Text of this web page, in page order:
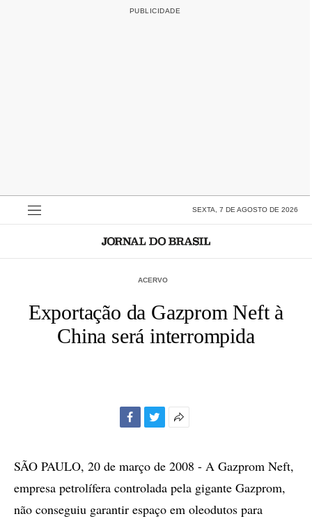
SEXTA, 7 DE AGOSTO DE 2026
ACERVO
Exportação da Gazprom Neft à
China será interrompida
compartilhamento
SÃO PAULO, 20 de março de 2008 - A Gazprom Neft,
empresa petrolífera controlada pela gigante Gazprom,
não conseguiu garantir espaço em oleodutos para